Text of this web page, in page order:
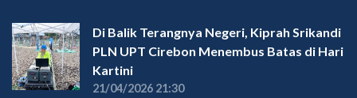
Di Balik Terangnya Negeri, Kiprah Srikandi
PLN UPT Cirebon Menembus Batas di Hari
Kartini
21/04/2026 21:30